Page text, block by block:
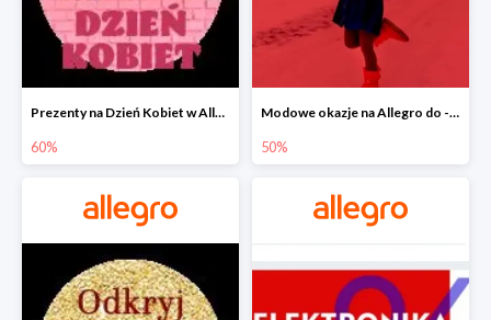
Prezenty na Dzień Kobiet w Allegro do -60%
60%
Modowe okazje na Allegro do -50%
50%